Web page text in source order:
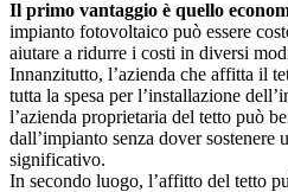
Il primo vantaggio è quello
impianto fotovoltaico può essere
aiutare a ridurre i costi in diversi
Innanzitutto, l’azienda che affitta il
tutta la spesa per l’installazione
l’azienda proprietaria del tetto può
dall’impianto senza dover sostenere
significativo.
In secondo luogo, l’affitto del tetto